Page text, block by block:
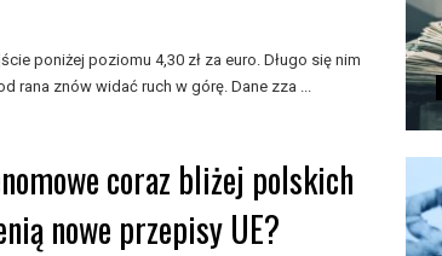
poniżej poziomu 4,30 zł za euro. Długo się nim
rana znów widać ruch w górę. Dane zza ...
coraz bliżej polskich
nowe przepisy UE?